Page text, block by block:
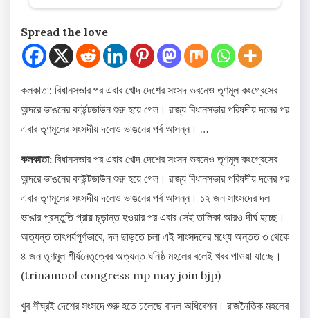
Spread the love
কলকাতা: বিধানসভার পর এবার খোদ দেশের সংসদ ভবনেও তৃণমূল কংগ্রেসের
অন্দরে ভাঙনের কাউন্টডাউন শুরু হয়ে গেল। রাজ্য বিধানসভার পরিষদীয় দলের পর
এবার তৃণমূলের সংসদীয় দলেও ভাঙনের পর্ব আসন্ন। …
কলকাতা: বিধানসভার পর এবার খোদ দেশের সংসদ ভবনেও তৃণমূল কংগ্রেসের
অন্দরে ভাঙনের কাউন্টডাউন শুরু হয়ে গেল। রাজ্য বিধানসভার পরিষদীয় দলের পর
এবার তৃণমূলের সংসদীয় দলেও ভাঙনের পর্ব আসন্ন। ১২ জন সাংসদের দল
ভাঙার প্রস্তুতি প্রায় চূড়ান্ত হওয়ার পর এবার সেই তালিকা আরও দীর্ঘ হচ্ছে।
অত্যন্ত তাৎপর্যপূর্ণভাবে, দল ছাড়তে চলা এই সাংসদদের মধ্যে অন্তত ৩ থেকে
৪ জন তৃণমূল শীর্ষনেতৃত্বের অত্যন্ত ঘনিষ্ঠ মহলের বলেই খবর পাওয়া যাচ্ছে।
(trinamool congress mp may join bjp)
খুব শীঘ্রই দেশের সংসদে শুরু হতে চলেছে বাদল অধিবেশন। রাজনৈতিক মহলের